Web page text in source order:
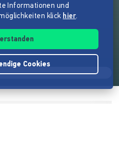
Tank? Das
Informationen und
klick hier.
Cookies